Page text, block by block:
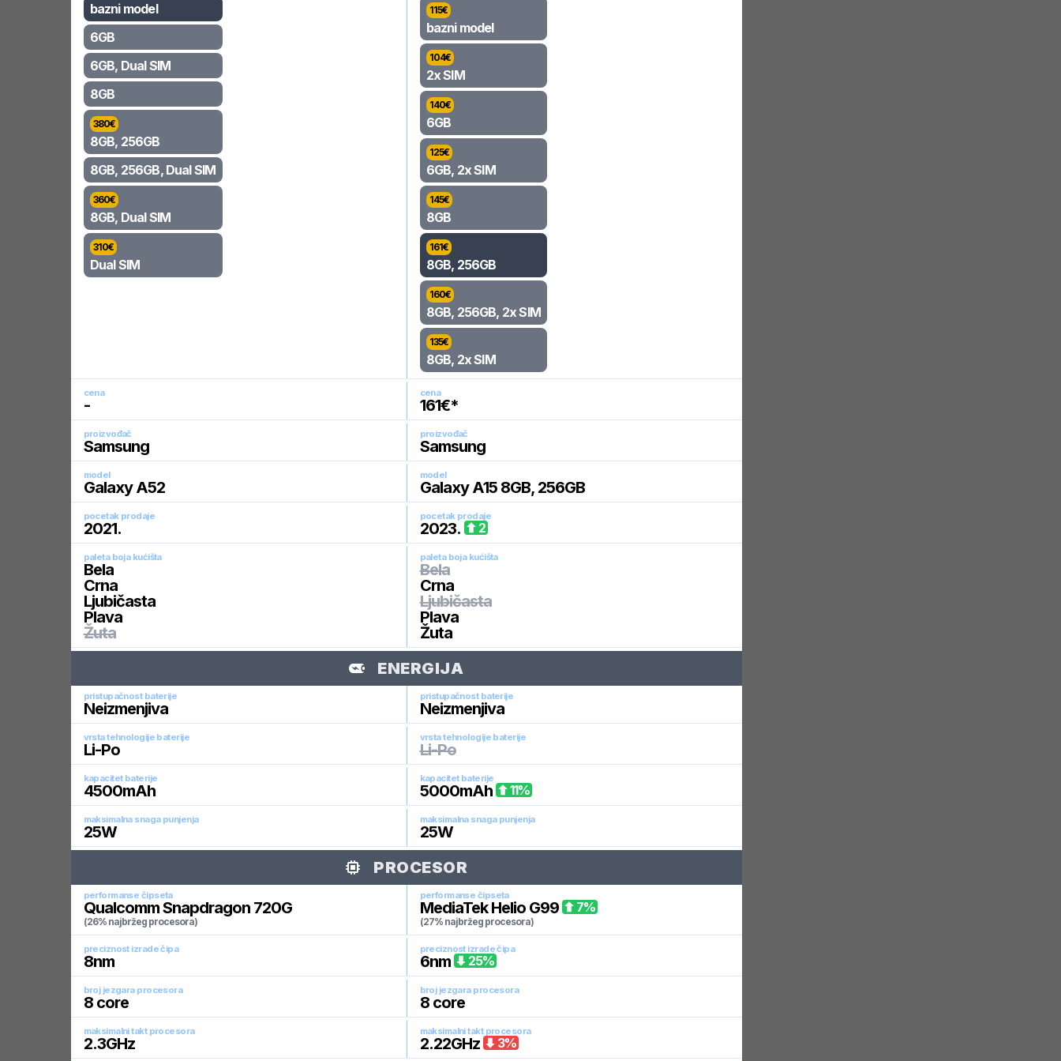
bazni model
6GB
6GB, Dual SIM
8GB
380€
8GB, 256GB
8GB, 256GB, Dual SIM
360€
8GB, Dual SIM
310€
Dual SIM
115€
bazni model
104€
2x SIM
140€
6GB
125€
6GB, 2x SIM
145€
8GB
161€
8GB, 256GB
160€
8GB, 256GB, 2x SIM
135€
8GB, 2x SIM
cena
-
cena
161€*
proizvođač
Samsung
proizvođač
Samsung
model
Galaxy A52
model
Galaxy A15 8GB, 256GB
pocetak prodaje
2021.
pocetak prodaje
2023. 2
paleta boja kućišta
Bela
Crna
Ljubičasta
Plava
Žuta
paleta boja kućišta
Bela
Crna
Ljubičasta
Plava
Žuta
ENERGIJA
pristupačnost baterije
Neizmenjiva
pristupačnost baterije
Neizmenjiva
vrsta tehnologije baterije
Li-Po
vrsta tehnologije baterije
Li-Po
kapacitet baterije
4500mAh
kapacitet baterije
5000mAh 11%
maksimalna snaga punjenja
25W
maksimalna snaga punjenja
25W
PROCESOR
performanse čipseta
Qualcomm Snapdragon 720G
(26% najbržeg procesora)
performanse čipseta
MediaTek Helio G99
(27% najbržeg procesora)
7%
preciznost izrade čipa
8nm
preciznost izrade čipa
6nm 25%
broj jezgara procesora
8core
broj jezgara procesora
8core
maksimalni takt procesora
2.3GHz
maksimalni takt procesora
2.22GHz 3%